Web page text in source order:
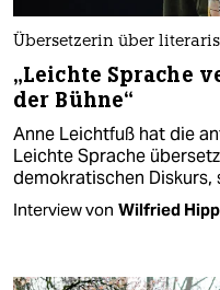
Übersetzerin über
„Leichte Sprache
der Bühne“
Anne Leichtfuß hat die
Leichte Sprache
demokratischen Diskurs,
Interview von Wilfried